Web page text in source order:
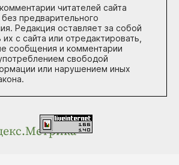
читателей сайта
предварительного
Редакция оставляет за собой
с сайта или отредактировать,
сообщения и комментарии
свободой
или нарушением иных